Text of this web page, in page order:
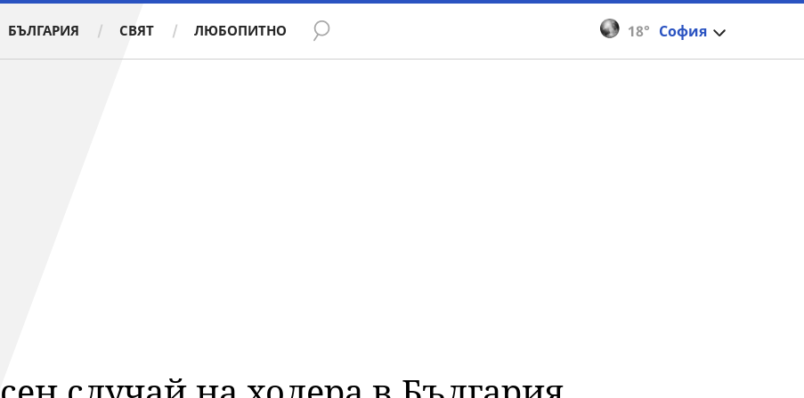
18° София
БЪЛГАРИЯ СВЯТ ЛЮБОПИТНО